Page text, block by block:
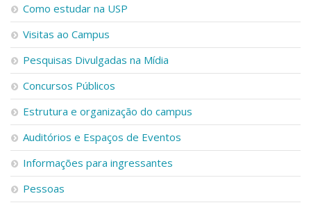
Como estudar na USP
Visitas ao Campus
Pesquisas Divulgadas na Mídia
Concursos Públicos
Estrutura e organização do campus
Auditórios e Espaços de Eventos
Informações para ingressantes
Pessoas